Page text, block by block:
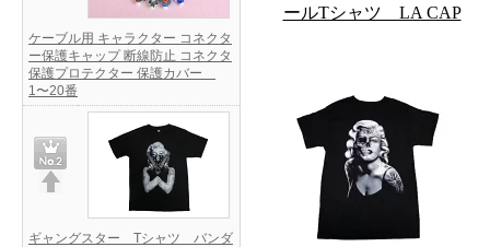
ケーブル用 キャラクター コネクタ
ー保護キャップ 断線防止 コネクタ
保護プロテクター 保護カバー
1〜20番
ギャングスター Tシャツ バンダ
ールTシャツ LA CAP